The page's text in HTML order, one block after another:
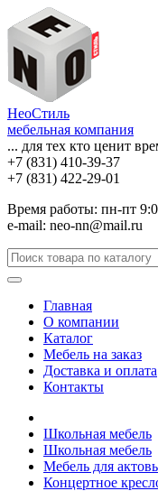
НеоСтиль
мебельная компания
... для тех кто ценит
+7 (831) 410-39-37
+7 (831) 422-29-01
Время работы: пн-пт
e-mail: neo-nn@mail.ru
Главная
О компании
Каталог
Мебель на заказ
Доставка и оплата
Контакты
Школьная мебель
Школьная мебель
Мебель для
Концертное